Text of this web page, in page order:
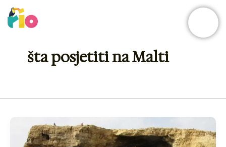
Skip
to
šta posjetiti na Malti